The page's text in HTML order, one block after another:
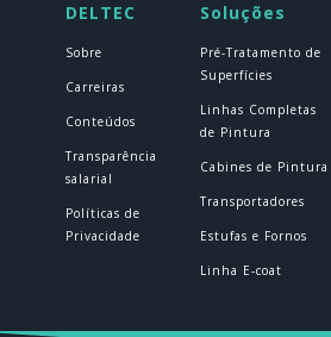
DELTEC Soluções
Sobre
Carreiras
Conteúdos
Transparência
salarial
Políticas de
Privacidade
Pré-Tratamento de
Superfícies
Linhas Completas
de Pintura
Cabines de Pintura
Transportadores
Estufas e Fornos
Linha E-coat